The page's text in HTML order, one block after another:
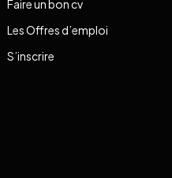
Faire un bon cv
Les Offres d’emploi
S’inscrire